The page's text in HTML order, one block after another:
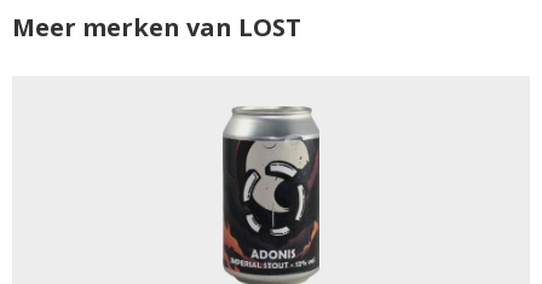
Meer merken van LOST